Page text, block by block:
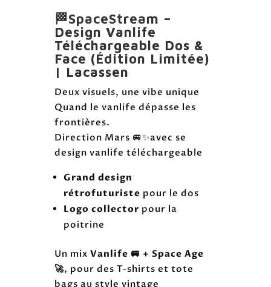
Shirt
Design
🏁SpaceStream –
Design Vanlife
Téléchargeable Dos &
Face (Édition Limitée)
| Lacassen
Deux visuels, une vibe unique
Quand le vanlife dépasse les
frontières.
Direction Mars 🚐✨avec se
design vanlife téléchargeable
Grand design
rétrofuturiste pour le dos
Logo collector pour la
poitrine
Un mix Vanlife 🚐 + Space Age
🚀, pour des T-shirts et tote
bags au style vintage